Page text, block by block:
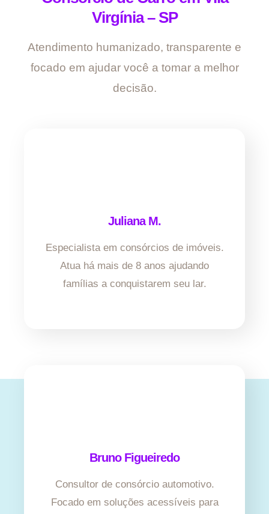
Virgínia – SP
Atendimento humanizado, transparente e
focado em ajudar você a tomar a melhor
decisão.
Juliana M.
Especialista em consórcios de imóveis.
Atua há mais de 8 anos ajudando
famílias a conquistarem seu lar.
Bruno Figueiredo
Consultor de consórcio automotivo.
Focado em soluções acessíveis para